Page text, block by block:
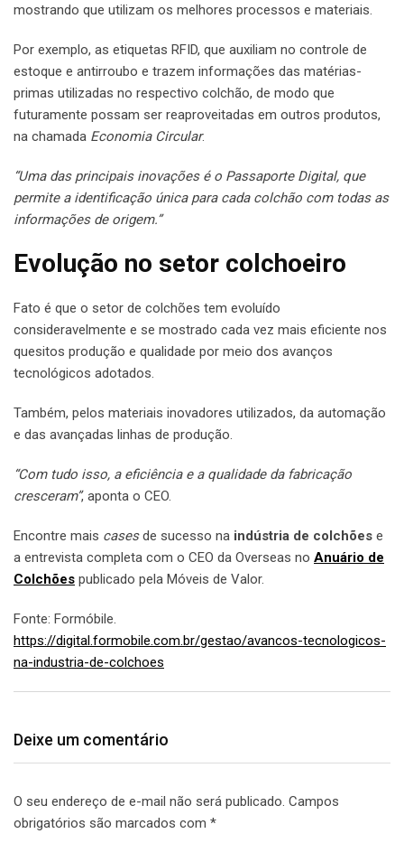
mostrando que utilizam os melhores processos e materiais.
Por exemplo, as etiquetas RFID, que auxiliam no controle de
estoque e antirroubo e trazem informações das matérias-
primas utilizadas no respectivo colchão, de modo que
futuramente possam ser reaproveitadas em outros produtos,
na chamada Economia Circular.
“Uma das principais inovações é o Passaporte Digital, que
permite a identificação única para cada colchão com todas as
informações de origem.”
Evolução no setor colchoeiro
Fato é que o setor de colchões tem evoluído
consideravelmente e se mostrado cada vez mais eficiente nos
quesitos produção e qualidade por meio dos avanços
tecnológicos adotados.
Também, pelos materiais inovadores utilizados, da automação
e das avançadas linhas de produção.
“Com tudo isso, a eficiência e a qualidade da fabricação
cresceram”, aponta o CEO.
Encontre mais casesde sucesso na indústria de colchões e
a entrevista completa com o CEO da Overseas no Anuário de
Colchões publicado pela Móveis de Valor.
Fonte: Formóbile.
https://digital.formobile.com.br/gestao/avancos-tecnologicos-
na-industria-de-colchoes
Deixe um comentário
O seu endereço de e-mail não será publicado. Campos
obrigatórios são marcados com *